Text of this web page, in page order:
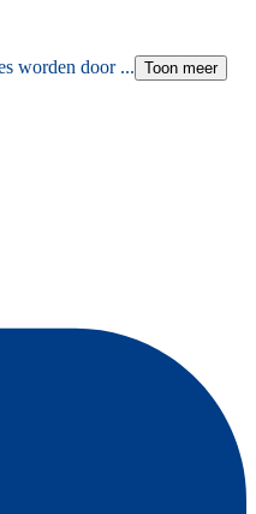
worden door ... Toon meer